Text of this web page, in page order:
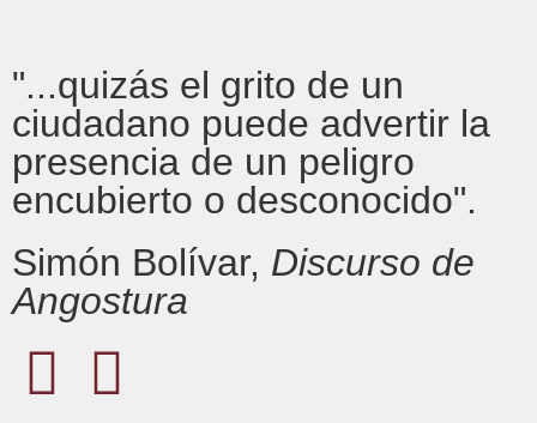
"...quizás el grito de un
ciudadano puede advertir la
presencia de un peligro
encubierto o desconocido".
Simón Bolívar, Discurso de
Angostura